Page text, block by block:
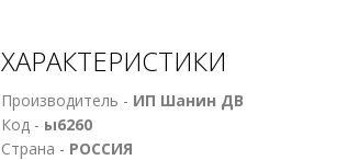
ХАРАКТЕРИСТИКИ
Производитель - ИП Шанин ДВ
Код - ы6260
Страна - РОССИЯ